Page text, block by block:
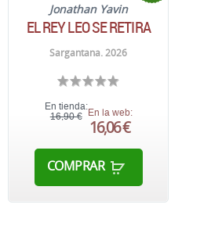
Jonathan Yavin
EL REY LEO SE RETIRA
Sargantana. 2026
En tienda:
16,90 € En la web:
16,06 €
COMPRAR